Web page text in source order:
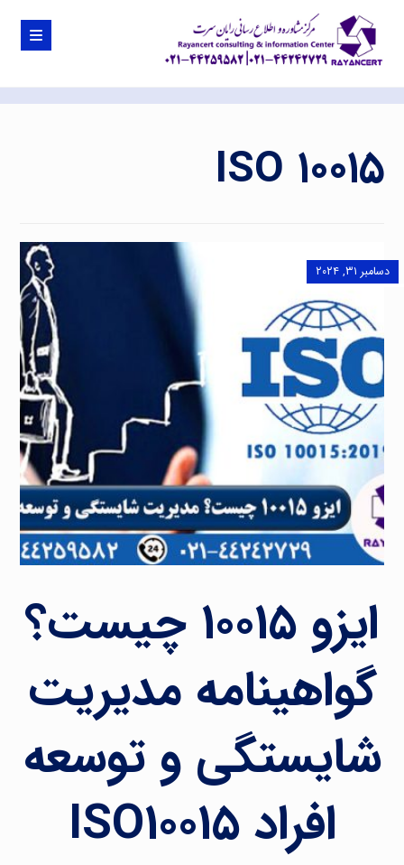
ISO ۱۰۰۱۵
ایزو ۱۰۰۱۵ چیست؟
گواهینامه مدیریت
شایستگی و توسعه
افراد ISO۱۰۰۱۵
دسامبر ۳۱, ۲۰۲۴